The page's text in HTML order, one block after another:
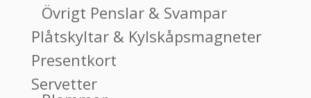
Övrigt Penslar & Svampar
Plåtskyltar & Kylskåpsmagneter
Presentkort
Servetter